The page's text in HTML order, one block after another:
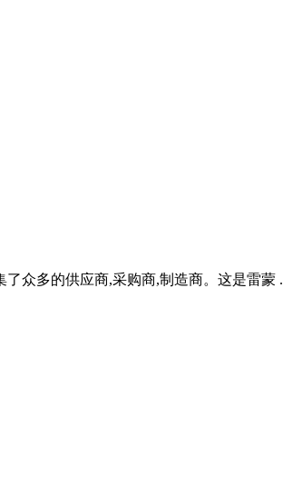
众多的供应商,采购商,制造商。这是雷蒙 .